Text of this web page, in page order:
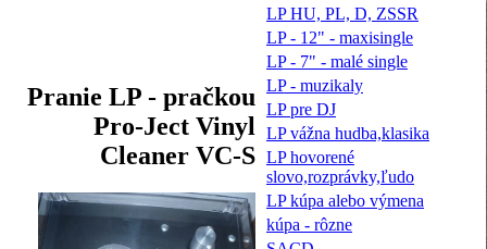
Pranie LP - pračkou
Pro-Ject Vinyl
Cleaner VC-S
LP HU, PL, D, ZSSR
LP - 12" - maxisingle
LP - 7" - malé single
LP - muzikaly
LP pre DJ
LP vážna hudba,klasika
LP hovorené
slovo,rozprávky,ľudo
LP kúpa alebo výmena
kúpa - rôzne